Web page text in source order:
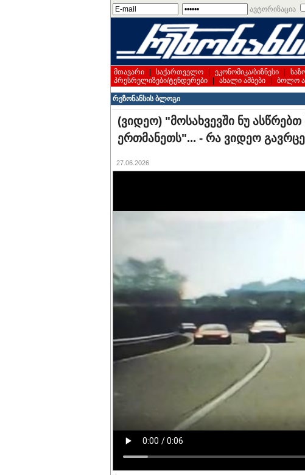
ავტორიზაცია
მთავარი საქართველო ეკონომიკა/ბიზნესი
პრესრელიზები/ტენდერები
ახალი ამბები ბოლო
რეზონანსის ბლოგი
(ვიდეო) "მოსახვევში ნუ ასწრებთ
ერთმანეთს"... - რა ვიდეო
27.06.2026